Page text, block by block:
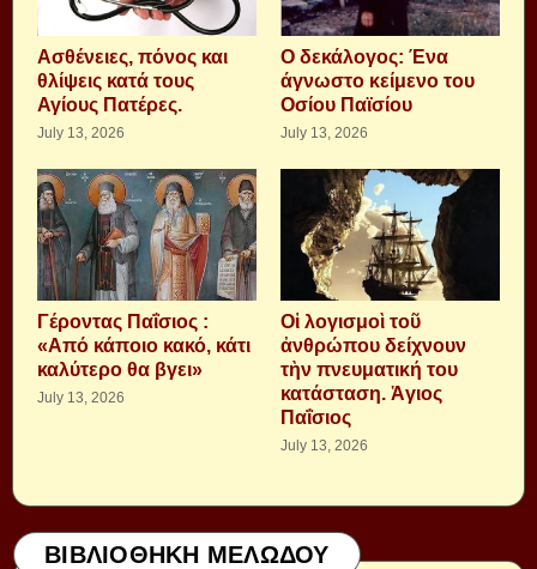
Aσθένειες, πόνος και
θλίψεις κατά τους
Αγίους Πατέρες.
July 13, 2026
Ο δεκάλογος: Ένα
άγνωστο κείμενο του
Οσίου Παϊσίου
July 13, 2026
Γέροντας Παΐσιος :
«Από κάποιο κακό, κάτι
καλύτερο θα βγει»
July 13, 2026
Οἱ λογισμοὶ τοῦ
ἀνθρώπου δείχνουν
τὴν πνευματική του
κατάσταση. Ἁγιος
Παΐσιος
July 13, 2026
ΒΙΒΛΙΟΘΗΚΗ ΜΕΛΩΔΟΥ